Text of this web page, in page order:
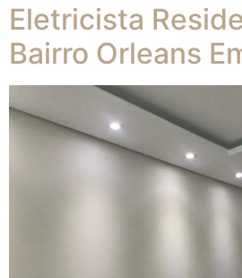
Eletricista
Bairro Orleans